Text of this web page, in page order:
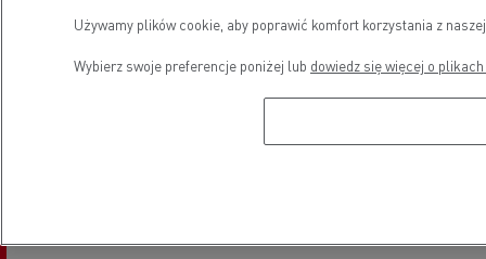
Renault Master
Używamy plików cookie, aby poprawić komfort korzystania z
Wybierz swoje preferencje poniżej lub dowiedz się więcej o